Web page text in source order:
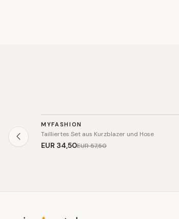
SALE
MYFASHION
Tailliertes Set aus Kurzblazer und Hose
EUR 34,50EUR 57,50